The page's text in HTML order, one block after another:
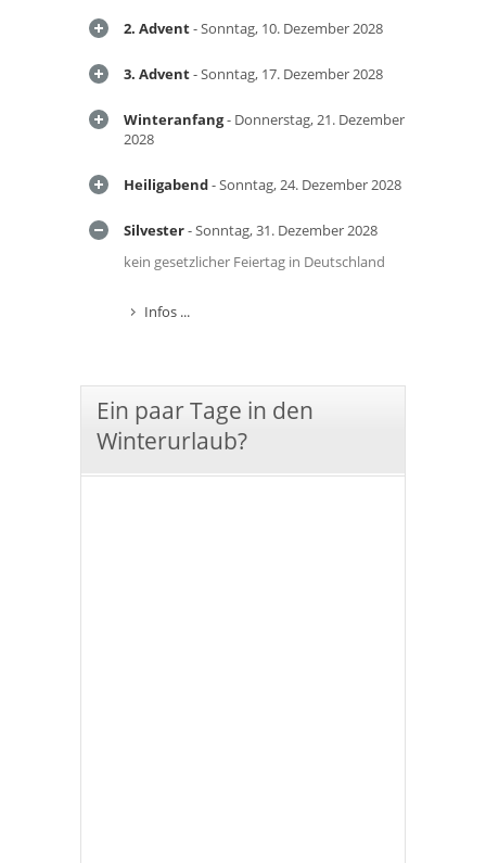
2. Advent- Sonntag, 10. Dezember 2028
3. Advent- Sonntag, 17. Dezember 2028
Winteranfang- Donnerstag, 21. Dezember
2028
Heiligabend- Sonntag, 24. Dezember 2028
Silvester- Sonntag, 31. Dezember 2028
kein gesetzlicher Feiertag in Deutschland
Infos ...
Ein paar Tage in den
Winterurlaub?